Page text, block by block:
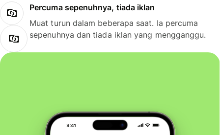
Percuma sepenuhnya, tiada iklan
Muat turun dalam beberapa saat. Ia percuma
sepenuhnya dan tiada iklan yang mengganggu.